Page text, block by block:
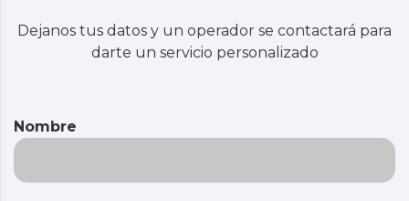
Dejanos tus datos y un operador se contactará para
darte un servicio personalizado
Nombre